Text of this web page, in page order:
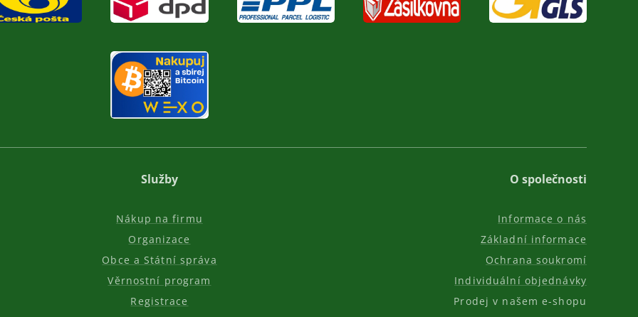
Služby
Nákup na firmu
Organizace
Obce a Státní správa
Věrnostní program
Registrace
O společnosti
Informace o nás
Základní informace
Ochrana soukromí
Individuální objednávky
Prodej v našem e-shopu